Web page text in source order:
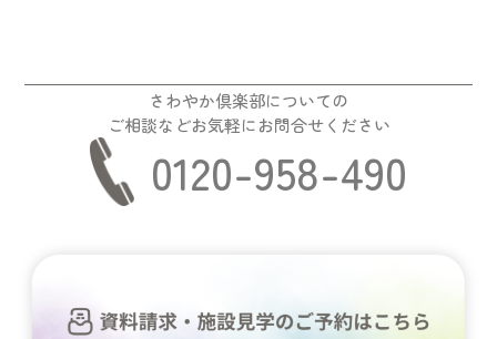
さわやか倶楽部についての
ご相談などお気軽にお問合せください
0120-958-490